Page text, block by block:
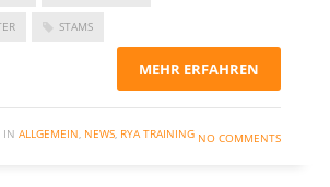
STAMS
MEHR ERFAHREN
IN ALLGEMEIN, NEWS, RYA TRAINING NO COMMENTS